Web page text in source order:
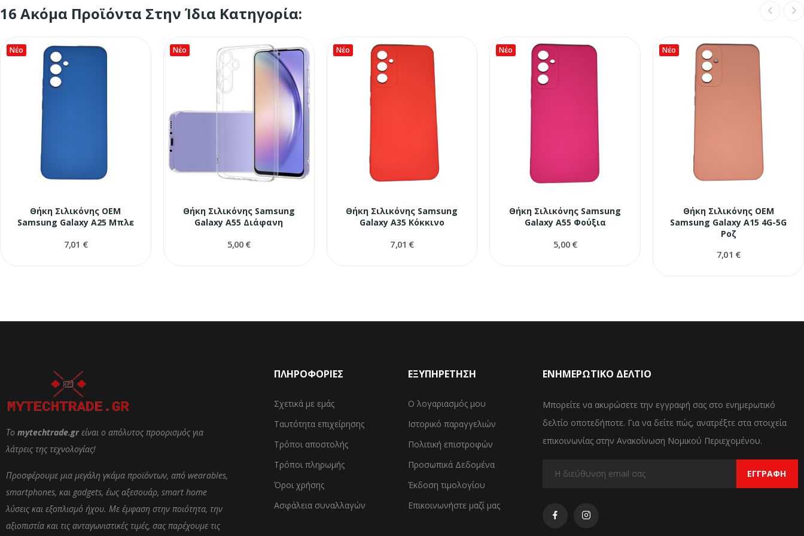
16 Ακόμα Προϊόντα Στην Ίδια Κατηγορία:
Νέο
Θήκη Σιλικόνης OEM
Samsung Galaxy A25 Μπλε
7,01 €
Νέο
Θήκη Σιλικόνης Samsung
Galaxy A55 Διάφανη
5,00 €
Νέο
Θήκη Σιλικόνης Samsung
Galaxy A35 Κόκκινο
7,01 €
Νέο
Θήκη Σιλικόνης Samsung
Galaxy A55 Φούξια
5,00 €
Νέο
Θήκη Σιλικόνης OEM
Samsung Galaxy A15 4G-5G
Ροζ
7,01 €
Το mytechtrade.grείναι ο απόλυτος προορισμός για
λάτρεις της τεχνολογίας!
Προσφέρουμε μια μεγάλη γκάμα προϊόντων, από wearables,
smartphones, και gadgets, έως αξεσουάρ, smart home
λύσεις και εξοπλισμό ήχου. Με έμφαση στην ποιότητα, την
αξιοπιστία και τις ανταγωνιστικές τιμές, σας παρέχουμε τις
ΠΛΗΡΟΦΟΡΙΕΣ
Σχετικά με εμάς
Ταυτότητα επιχείρησης
Τρόποι αποστολής
Τρόποι πληρωμής
Όροι χρήσης
Ασφάλεια συναλλαγών
ΕΞΥΠΗΡΕΤΗΣΗ
Ο λογαριασμός μου
Ιστορικό παραγγελιών
Πολιτική επιστροφών
Προσωπικά Δεδομένα
Έκδοση τιμολογίου
Επικοινωνήστε μαζί μας
ΕΝΗΜΕΡΩΤΙΚΌ ΔΕΛΤΊΟ
Μπορείτε να ακυρώσετε την εγγραφή σας στο ενημερωτικό
δελτίο οποτεδήποτε. Για να δείτε πώς, ανατρέξτε στα στοιχεία
επικοινωνίας στην Ανακοίνωση Νομικού Περιεχομένου.
ΕΓΓΡΑΦΉ